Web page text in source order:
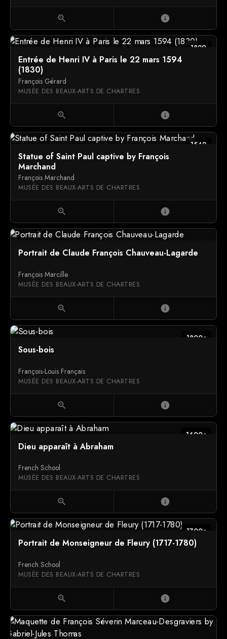
zoom_in info
1829
Entrée de Henri IV à Paris le 22 mars 1594
(1830)
François Gérard
MUSÉE DES BEAUX-ARTS DE CHARTRES
zoom_in info
1542
Statue of Saint Paul captive by François
Marchand
François Marchand
MUSÉE DES BEAUX-ARTS DE CHARTRES
zoom_in info
Portrait de Claude François Chauveau-Lagarde
François Marcille
MUSÉE DES BEAUX-ARTS DE CHARTRES
zoom_in info
1800c
Sous-bois
François-Louis Français
MUSÉE DES BEAUX-ARTS DE CHARTRES
zoom_in info
1600c
Dieu apparaît à Abraham
French School
MUSÉE DES BEAUX-ARTS DE CHARTRES
zoom_in info
1700c
Portrait de Monseigneur de Fleury (1717-1780)
French School
MUSÉE DES BEAUX-ARTS DE CHARTRES
zoom_in info